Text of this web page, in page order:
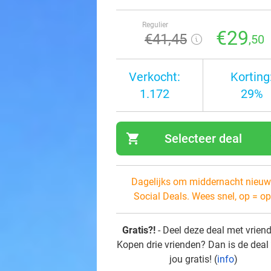
Regulier
€41,45 €29,50
Verkocht:
1.172
29%
shopping_cart Selecteer deal
Dagelijks om middernacht
Social Deals. Wees snel, op =
Gratis?! - Deel deze deal met
Kopen drie vrienden? Dan is de
jou gratis! (info)